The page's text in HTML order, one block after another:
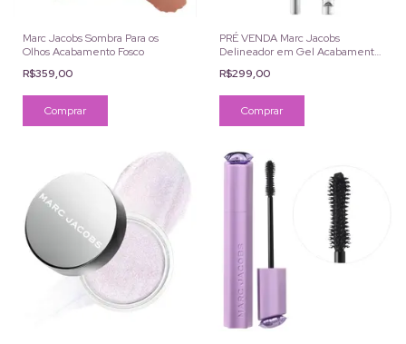
Marc Jacobs Sombra Para os
Olhos Acabamento Fosco
R$359,00
Comprar
PRÉ VENDA Marc Jacobs
Delineador em Gel Acabamento
R$299,00
Comprar